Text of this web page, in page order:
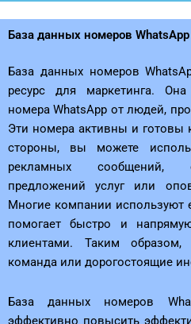
База данных номеров
База данных номеров
ресурс для маркетинга.
номера WhatsApp от людей,
Эти номера активны и готовы
стороны, вы можете
рекламных сообщений,
предложений услуг или
Многие компании используют
помогает быстро и
клиентами. Таким
команда или дорогостоящие
База данных номеров
эффективно повысить